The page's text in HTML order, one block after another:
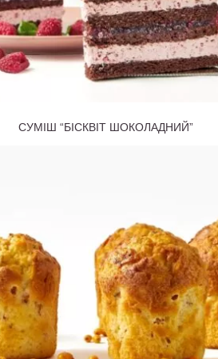
СУМІШ “БІСКВІТ ШОКОЛАДНИЙ”